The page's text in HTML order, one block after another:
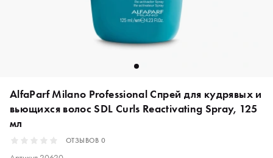
AlfaParf Milano Professional Спрей для кудрявых и
вьющихся волос SDL Curls Reactivating Spray, 125
мл
ОТЗЫВОВ 0